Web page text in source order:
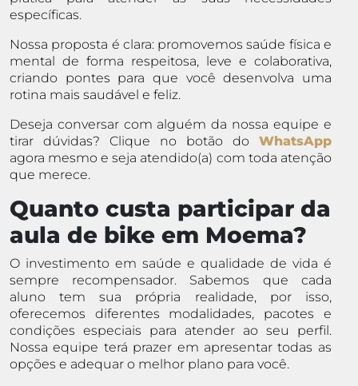
específicas.
Nossa proposta é clara: promovemos saúde física e
mental de forma respeitosa, leve e colaborativa,
criando pontes para que você desenvolva uma
rotina mais saudável e feliz.
Deseja conversar com alguém da nossa equipe e
tirar dúvidas? Clique no botão do WhatsApp
agora mesmo e seja atendido(a) com toda atenção
que merece.
Quanto custa participar da
aula de bike em Moema?
O investimento em saúde e qualidade de vida é
sempre recompensador. Sabemos que cada
aluno tem sua própria realidade, por isso,
oferecemos diferentes modalidades, pacotes e
condições especiais para atender ao seu perfil.
Nossa equipe terá prazer em apresentar todas as
opções e adequar o melhor plano para você.